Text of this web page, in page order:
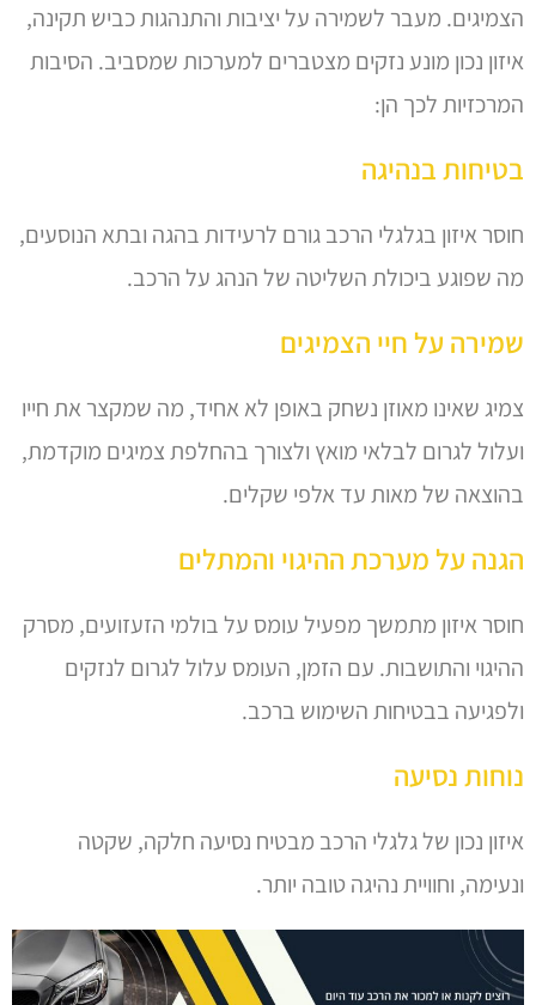
הצמיגים. מעבר לשמירה על יציבות והתנהגות כביש תקינה,
איזון נכון מונע נזקים מצטברים למערכות שמסביב. הסיבות
המרכזיות לכך הן:
בטיחות בנהיגה
חוסר איזון בגלגלי הרכב גורם לרעידות בהגה ובתא הנוסעים,
מה שפוגע ביכולת השליטה של הנהג על הרכב.
שמירה על חיי הצמיגים
צמיג שאינו מאוזן נשחק באופן לא אחיד, מה שמקצר את חייו
ועלול לגרום לבלאי מואץ ולצורך בהחלפת צמיגים מוקדמת,
בהוצאה של מאות עד אלפי שקלים.
הגנה על מערכת ההיגוי והמתלים
חוסר איזון מתמשך מפעיל עומס על בולמי הזעזועים, מסרק
ההיגוי והתושבות. עם הזמן, העומס עלול לגרום לנזקים
ולפגיעה בבטיחות השימוש ברכב.
נוחות נסיעה
איזון נכון של גלגלי הרכב מבטיח נסיעה חלקה, שקטה
ונעימה, וחוויית נהיגה טובה יותר.